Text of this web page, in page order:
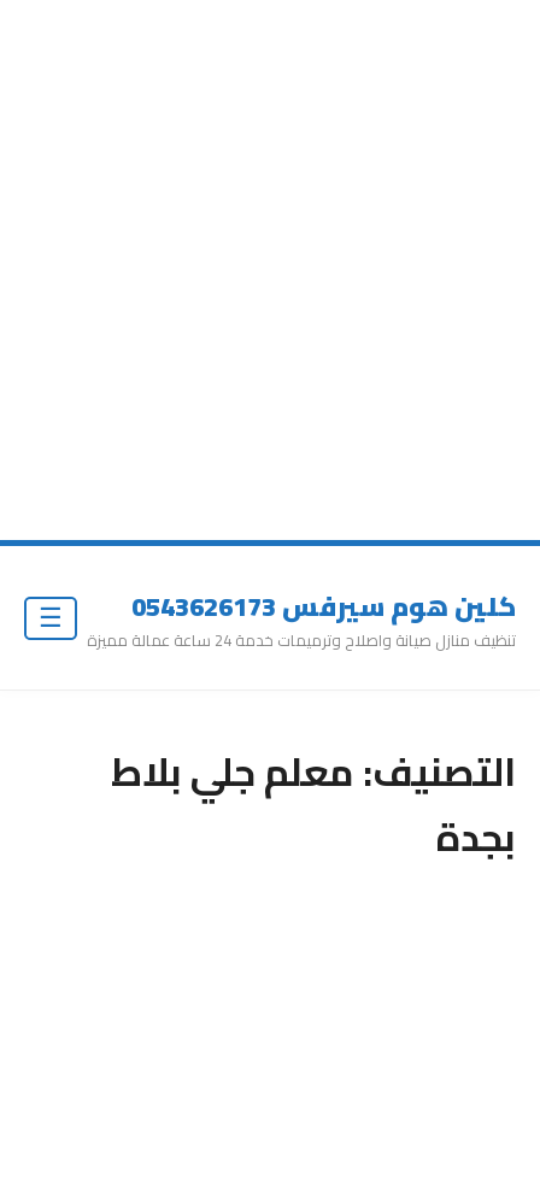
كلين هوم سيرفس 0543626173
تنظيف منازل صيانة واصلاح وترميمات خدمة 24 ساعة عمالة مميزة
التصنيف:معلم جلي بلاط
بجدة